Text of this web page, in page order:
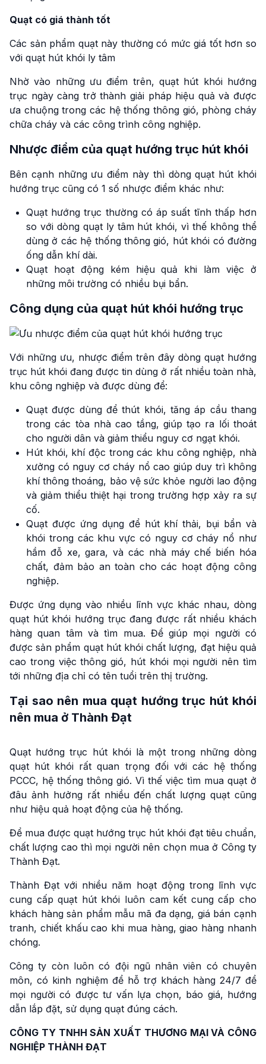
Quạt có giá thành tốt
Các sản phẩm quạt này thường có mức giá tốt hơn so
với quạt hút khói ly tâm
Nhờ vào những ưu điểm trên, quạt hút khói hướng
trục ngày càng trở thành giải pháp hiệu quả và được
ưa chuộng trong các hệ thống thông gió, phòng cháy
chữa cháy và các công trình công nghiệp.
Nhược điểm của quạt hướng trục hút khói
Bên cạnh những ưu điểm này thì dòng quạt hút khói
hướng trục cũng có 1 số nhược điểm khác như:
Quạt hướng trục thường có áp suất tĩnh thấp hơn
so với dòng quạt ly tâm hút khói, vì thế không thể
dùng ở các hệ thống thông gió, hút khói có đường
ống dẫn khí dài.
Quạt hoạt động kém hiệu quả khi làm việc ở
những môi trường có nhiều bụi bẩn.
Công dụng của quạt hút khói hướng trục
Với những ưu, nhược điểm trên đây dòng quạt hướng
trục hút khói đang được tin dùng ở rất nhiều toàn nhà,
khu công nghiệp và được dùng để:
Quạt được dùng để thút khói, tăng áp cầu thang
trong các tòa nhà cao tầng, giúp tạo ra lối thoát
cho người dân và giảm thiểu nguy cơ ngạt khói.
Hút khói, khí độc trong các khu công nghiệp, nhà
xưởng có nguy cơ cháy nổ cao giúp duy trì không
khí thông thoáng, bảo vệ sức khỏe người lao động
và giảm thiểu thiệt hại trong trường hợp xảy ra sự
cố.
Quạt được ứng dụng để hút khí thải, bụi bẩn và
khói trong các khu vực có nguy cơ cháy nổ như
hầm đỗ xe, gara, và các nhà máy chế biến hóa
chất, đảm bảo an toàn cho các hoạt động công
nghiệp.
Được ứng dụng vào nhiều lĩnh vực khác nhau, dòng
quạt hút khói hướng trục đang được rất nhiều khách
hàng quan tâm và tìm mua. Để giúp mọi người có
được sản phẩm quạt hút khói chất lượng, đạt hiệu quả
cao trong việc thông gió, hút khói mọi người nên tìm
tới những địa chỉ có tên tuổi trên thị trường.
Tại sao nên mua quạt hướng trục hút khói
nên mua ở Thành Đạt
Quạt hướng trục hút khói là một trong những dòng
quạt hút khói rất quan trọng đối với các hệ thống
PCCC, hệ thống thông gió. Vì thế việc tìm mua quạt ở
đâu ảnh hưởng rất nhiều đến chất lượng quạt cũng
như hiệu quả hoạt động của hệ thống.
Để mua được quạt hướng trục hút khói đạt tiêu chuẩn,
chất lượng cao thì mọi người nên chọn mua ở Công ty
Thành Đạt.
Thành Đạt với nhiều năm hoạt động trong lĩnh vực
cung cấp quạt hút khói luôn cam kết cung cấp cho
khách hàng sản phẩm mẫu mã đa dạng, giá bán cạnh
tranh, chiết khấu cao khi mua hàng, giao hàng nhanh
chóng.
Công ty còn luôn có đội ngũ nhân viên có chuyên
môn, có kinh nghiệm để hỗ trợ khách hàng 24/7 để
mọi người có được tư vấn lựa chọn, báo giá, hướng
dẫn lắp đặt, sử dụng quạt đúng cách.
CÔNG TY TNHH SẢN XUẤT THƯƠNG MẠI VÀ CÔNG
NGHIỆP THÀNH ĐẠT